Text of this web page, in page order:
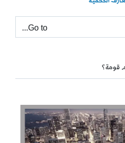
Go to...
قومة؟